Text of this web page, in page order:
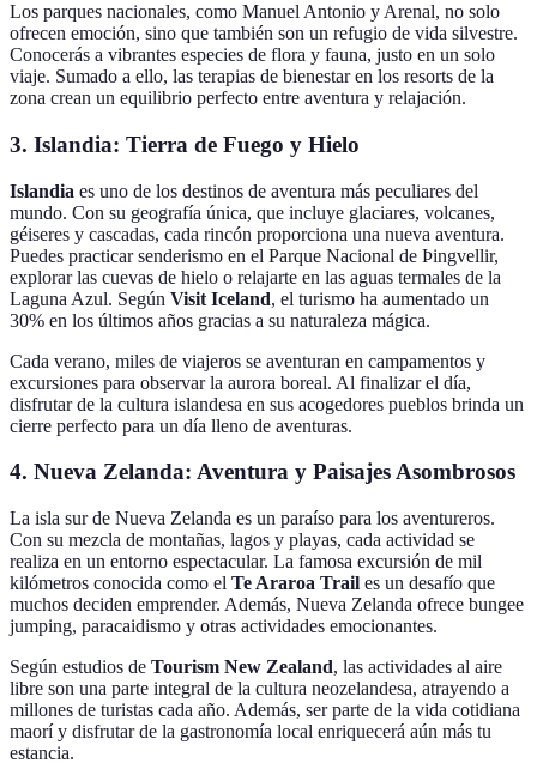
Los parques nacionales, como Manuel Antonio y Arenal, no solo
ofrecen emoción, sino que también son un refugio de vida silvestre.
Conocerás a vibrantes especies de flora y fauna, justo en un solo
viaje. Sumado a ello, las terapias de bienestar en los resorts de la
zona crean un equilibrio perfecto entre aventura y relajación.
3. Islandia: Tierra de Fuego y Hielo
Islandia es uno de los destinos de aventura más peculiares del
mundo. Con su geografía única, que incluye glaciares, volcanes,
géiseres y cascadas, cada rincón proporciona una nueva aventura.
Puedes practicar senderismo en el Parque Nacional de Þingvellir,
explorar las cuevas de hielo o relajarte en las aguas termales de la
Laguna Azul. Según Visit Iceland, el turismo ha aumentado un
30% en los últimos años gracias a su naturaleza mágica.
Cada verano, miles de viajeros se aventuran en campamentos y
excursiones para observar la aurora boreal. Al finalizar el día,
disfrutar de la cultura islandesa en sus acogedores pueblos brinda un
cierre perfecto para un día lleno de aventuras.
4. Nueva Zelanda: Aventura y Paisajes Asombrosos
La isla sur de Nueva Zelanda es un paraíso para los aventureros.
Con su mezcla de montañas, lagos y playas, cada actividad se
realiza en un entorno espectacular. La famosa excursión de mil
kilómetros conocida como el Te Araroa Trail es un desafío que
muchos deciden emprender. Además, Nueva Zelanda ofrece bungee
jumping, paracaidismo y otras actividades emocionantes.
Según estudios de Tourism New Zealand, las actividades al aire
libre son una parte integral de la cultura neozelandesa, atrayendo a
millones de turistas cada año. Además, ser parte de la vida cotidiana
maorí y disfrutar de la gastronomía local enriquecerá aún más tu
estancia.